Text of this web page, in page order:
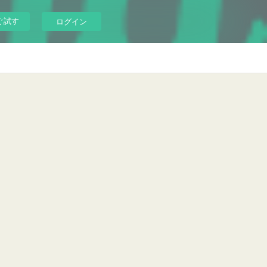
試す ログイン